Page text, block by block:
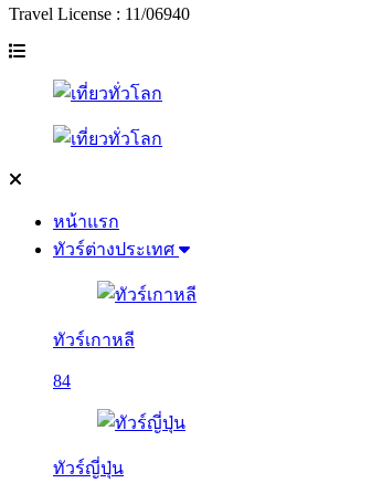
Travel License : 11/06940
หน้าแรก
ทัวร์ต่างประเทศ
ทัวร์เกาหลี
84
ทัวร์ญี่ปุ่น